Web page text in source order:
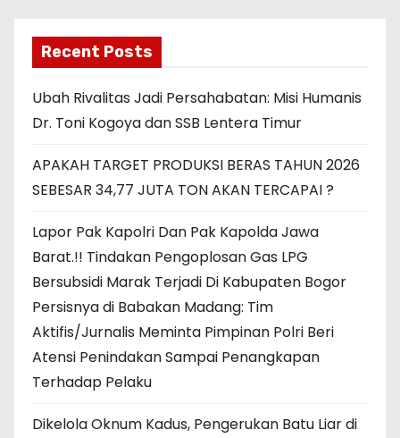
Recent Posts
Ubah Rivalitas Jadi Persahabatan: Misi Humanis
Dr. Toni Kogoya dan SSB Lentera Timur
APAKAH TARGET PRODUKSI BERAS TAHUN 2026
SEBESAR 34,77 JUTA TON AKAN TERCAPAI ?
Lapor Pak Kapolri Dan Pak Kapolda Jawa
Barat.!! Tindakan Pengoplosan Gas LPG
Bersubsidi Marak Terjadi Di Kabupaten Bogor
Persisnya di Babakan Madang: Tim
Aktifis/Jurnalis Meminta Pimpinan Polri Beri
Atensi Penindakan Sampai Penangkapan
Terhadap Pelaku
Dikelola Oknum Kadus, Pengerukan Batu Liar di